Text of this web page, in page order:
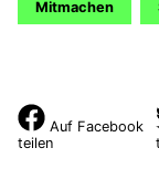
Mitmachen
Auf Facebook
teilen